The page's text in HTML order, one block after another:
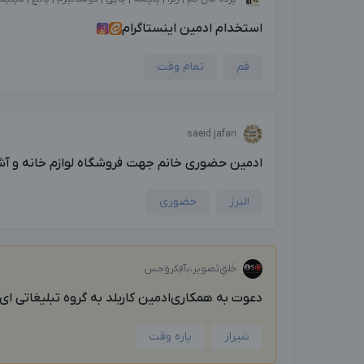
استخدام ادمین اینستاگرام
قم تمام وقت
saeid jafari
ادمین حضوری خانم جهت فروشگاه لوازم خانه و
البرز حضوری
خَلق‌ِتَصویر،بآفِکروَحِس
دعوت به همکاری‌ادمین کاربلد به گروه تبلیغاتی
شیراز پاره وقت